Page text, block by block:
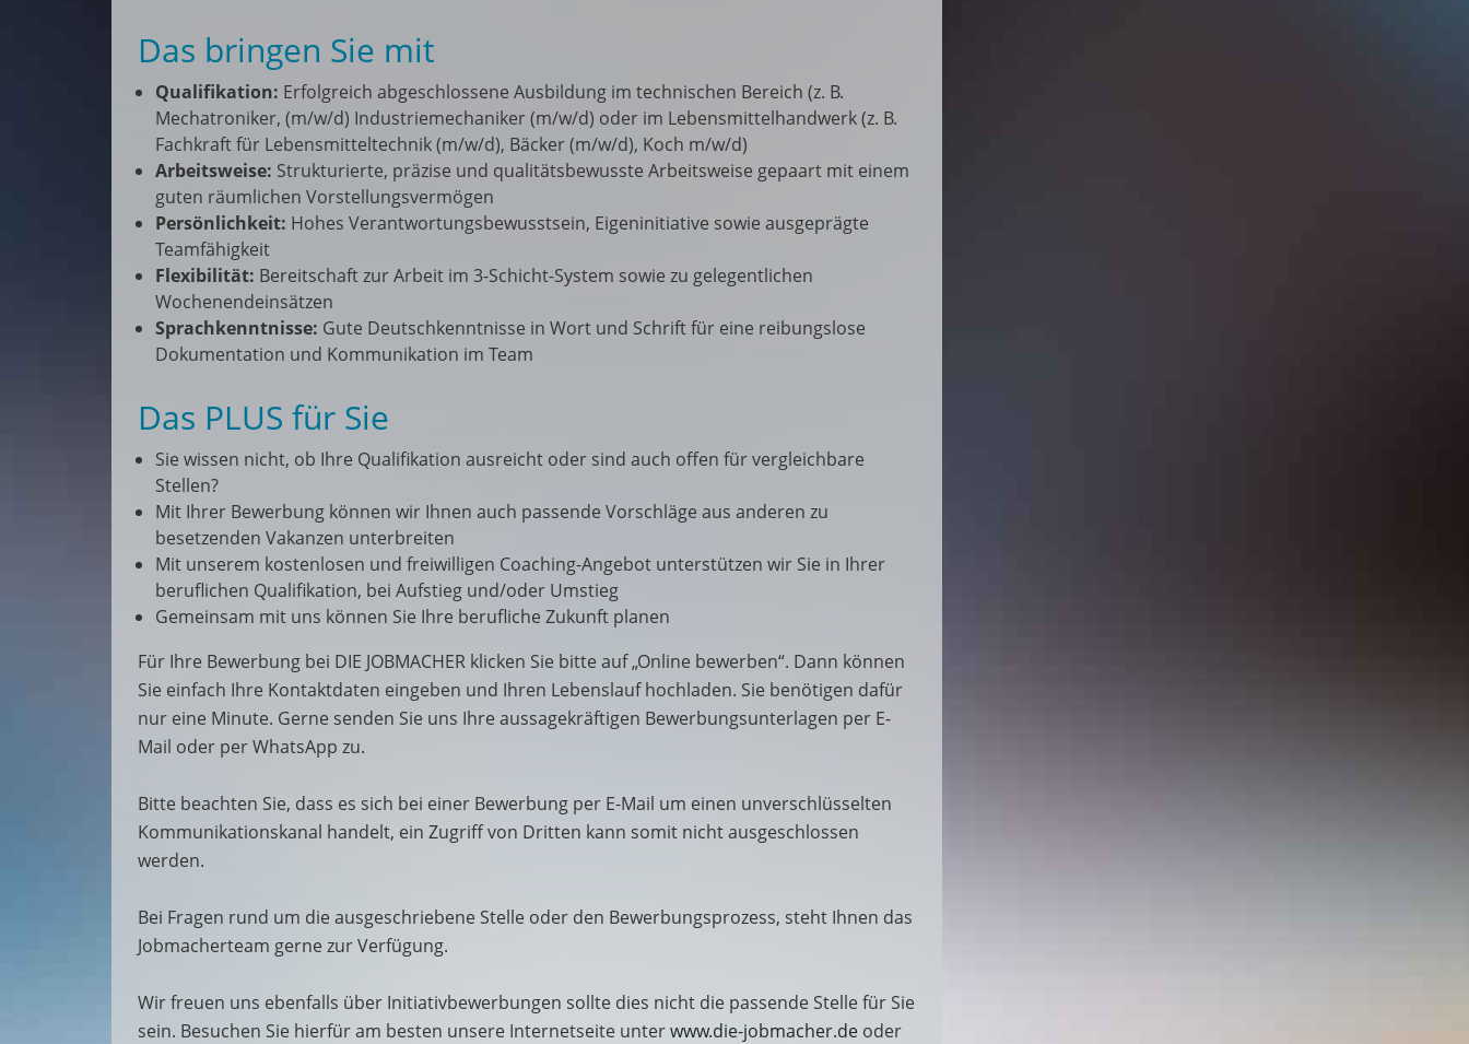
Das bringen Sie mit
Qualifikation: Erfolgreich abgeschlossene Ausbildung im technischen Bereich (z. B.
Mechatroniker, (m/w/d) Industriemechaniker (m/w/d) oder im Lebensmittelhandwerk (z. B.
Fachkraft für Lebensmitteltechnik (m/w/d), Bäcker (m/w/d), Koch m/w/d)
Arbeitsweise: Strukturierte, präzise und qualitätsbewusste Arbeitsweise gepaart mit einem
guten räumlichen Vorstellungsvermögen
Persönlichkeit: Hohes Verantwortungsbewusstsein, Eigeninitiative sowie ausgeprägte
Teamfähigkeit
Flexibilität: Bereitschaft zur Arbeit im 3-Schicht-System sowie zu gelegentlichen
Wochenendeinsätzen
Sprachkenntnisse: Gute Deutschkenntnisse in Wort und Schrift für eine reibungslose
Dokumentation und Kommunikation im Team
Das PLUS für Sie
Sie wissen nicht, ob Ihre Qualifikation ausreicht oder sind auch offen für vergleichbare
Stellen?
Mit Ihrer Bewerbung können wir Ihnen auch passende Vorschläge aus anderen zu
besetzenden Vakanzen unterbreiten
Mit unserem kostenlosen und freiwilligen Coaching-Angebot unterstützen wir Sie in Ihrer
beruflichen Qualifikation, bei Aufstieg und/oder Umstieg
Gemeinsam mit uns können Sie Ihre berufliche Zukunft planen
Für Ihre Bewerbung bei DIE JOBMACHER klicken Sie bitte auf „Online bewerben“. Dann können
Sie einfach Ihre Kontaktdaten eingeben und Ihren Lebenslauf hochladen. Sie benötigen dafür
nur eine Minute. Gerne senden Sie uns Ihre aussagekräftigen Bewerbungsunterlagen per E-
Mail oder per WhatsApp zu.
Bitte beachten Sie, dass es sich bei einer Bewerbung per E-Mail um einen unverschlüsselten
Kommunikationskanal handelt, ein Zugriff von Dritten kann somit nicht ausgeschlossen
werden.
Bei Fragen rund um die ausgeschriebene Stelle oder den Bewerbungsprozess, steht Ihnen das
Jobmacherteam gerne zur Verfügung.
Wir freuen uns ebenfalls über Initiativbewerbungen sollte dies nicht die passende Stelle für Sie
sein. Besuchen Sie hierfür am besten unsere Internetseite unterwww.die-jobmacher.de oder